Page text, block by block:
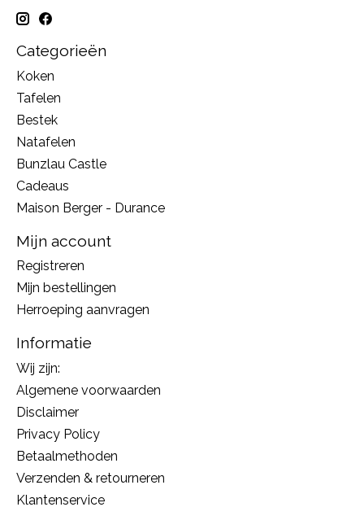
Categorieën
Koken
Tafelen
Bestek
Natafelen
Bunzlau Castle
Cadeaus
Maison Berger - Durance
Mijn account
Registreren
Mijn bestellingen
Herroeping aanvragen
Informatie
Wij zijn:
Algemene voorwaarden
Disclaimer
Privacy Policy
Betaalmethoden
Verzenden & retourneren
Klantenservice